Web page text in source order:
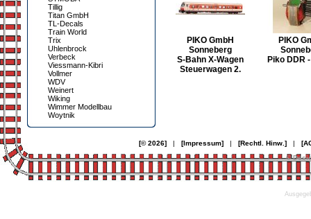
Tillig
Titan GmbH
TL-Decals
Train World
Trix
Uhlenbrock
Verbeck
Viessmann-Kibri
Vollmer
WDV
Weinert
Wiking
Wimmer Modellbau
Woytnik
PIKO GmbH
Sonneberg
S-Bahn X-Wagen
Steuerwagen 2.
PIKO
Piko DDR
[© 2026]| [Impressum]| [Rechtl. Hinw.]|
©